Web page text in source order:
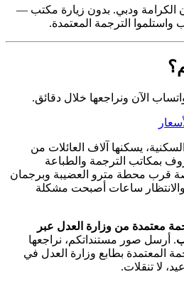
الكرامة ودبي. بدون زيارة مكتب —
الترجمة المعتمدة.
الآن ونراجعها خلال دقائق.
يسكنها آلاف العائلات من
بمكاتب الترجمة والطباعة
قرب محطة مترو العضيبة وبرجمان
ساعات أصبحت مشكلة
معتمدة من وزارة العدل عبر
. أرسل صور مستنداتكم، نراجعها
المعتمدة بطابع وزارة العدل في
لا تنقلات.